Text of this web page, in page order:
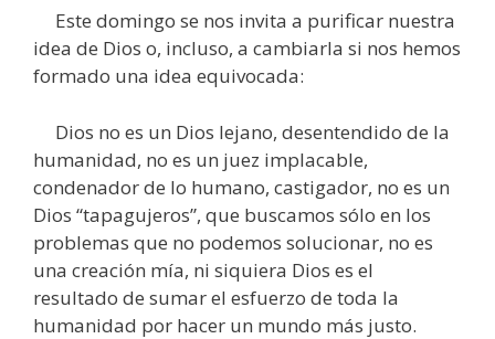
Este domingo se nos invita a purificar nuestra
idea de Dios o, incluso, a cambiarla si nos hemos
formado una idea equivocada:
Dios no es un Dios lejano, desentendido de la
humanidad, no es un juez implacable,
condenador de lo humano, castigador, no es un
Dios “tapagujeros”, que buscamos sólo en los
problemas que no podemos solucionar, no es
una creación mía, ni siquiera Dios es el
resultado de sumar el esfuerzo de toda la
humanidad por hacer un mundo más justo.